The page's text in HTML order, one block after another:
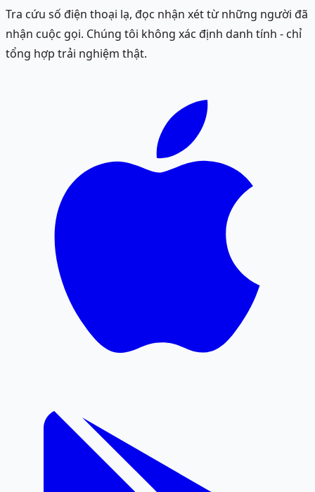
Tra cứu số điện thoại lạ, đọc nhận xét từ những người đã
nhận cuộc gọi. Chúng tôi không xác định danh tính - chỉ
tổng hợp trải nghiệm thật.